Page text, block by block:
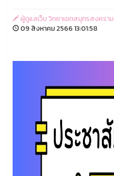
ผู้ดูแลเว็บ วิทยาเขตสมุทรสงคราม
09 สิงหาคม 2566 13:01:58